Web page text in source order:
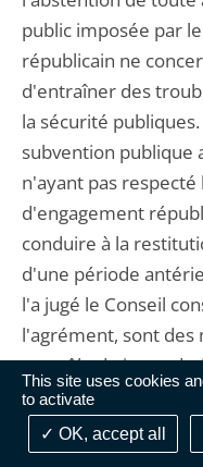
This site uses cookies
to activate
OK, accept all
public imposée par
républicain ne
d'entraîner des
la sécurité
subvention publique
n'ayant pas
d'engagement
conduire à la
d'une période
l'a jugé le Conseil
l'agrément, sont des
contrôle du juge
bien-fondé eu égard,
manquement et,
mesure sur